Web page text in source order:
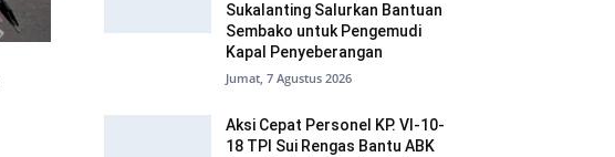
Sukalanting Salurkan Bantuan
Sembako untuk Pengemudi
Kapal Penyeberangan
Jumat, 7 Agustus 2026
Aksi Cepat Personel KP. VI-10-
18 TPI Sui Rengas Bantu ABK